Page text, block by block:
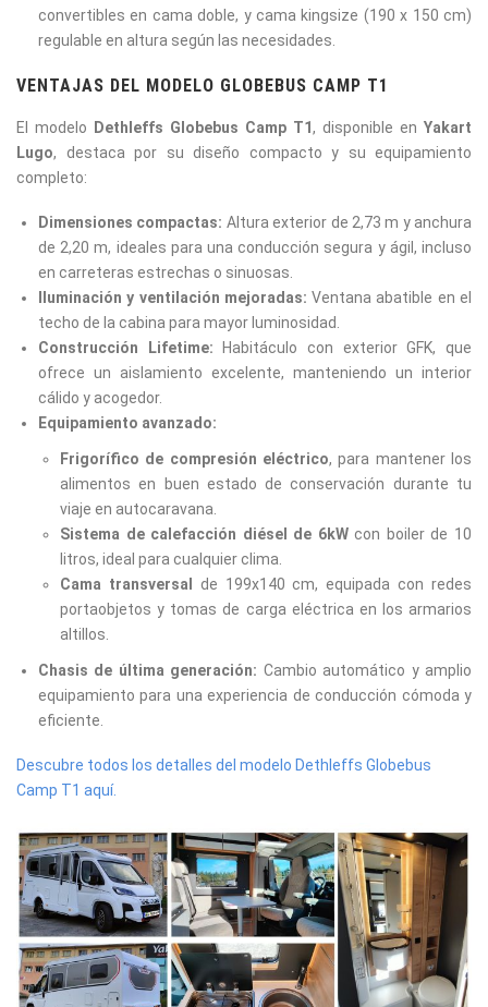
convertibles en cama doble, y cama kingsize (190 x 150 cm)
regulable en altura según las necesidades.
VENTAJAS DEL MODELO GLOBEBUS CAMP T1
El modelo Dethleffs Globebus Camp T1, disponible en Yakart
Lugo, destaca por su diseño compacto y su equipamiento
completo:
Dimensiones compactas: Altura exterior de 2,73 m y anchura
de 2,20 m, ideales para una conducción segura y ágil, incluso
en carreteras estrechas o sinuosas.
Iluminación y ventilación mejoradas: Ventana abatible en el
techo de la cabina para mayor luminosidad.
Construcción Lifetime: Habitáculo con exterior GFK, que
ofrece un aislamiento excelente, manteniendo un interior
cálido y acogedor.
Equipamiento avanzado:
Frigorífico de compresión eléctrico, para mantener los
alimentos en buen estado de conservación durante tu
viaje en autocaravana.
Sistema de calefacción diésel de 6kWcon boiler de 10
litros, ideal para cualquier clima.
Cama transversal
de 199x140 cm, equipada con redes
portaobjetos y tomas de carga eléctrica en los armarios
altillos.
Chasis de última generación: Cambio automático y amplio
equipamiento para una experiencia de conducción cómoda y
eficiente.
Descubre todos los detalles del modelo Dethleffs Globebus
Camp T1 aquí.